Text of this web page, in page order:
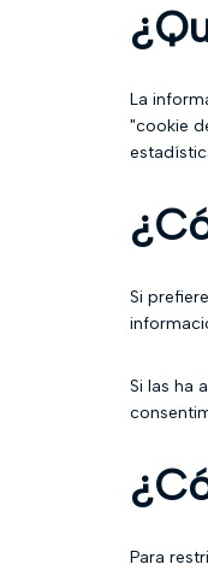
La
"cookie
Si
Si las ha
Para